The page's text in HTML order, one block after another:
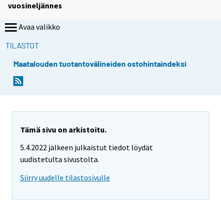
vuosineljännes
Avaa valikko
TILASTOT
Maatalouden tuotantovälineiden ostohintaindeksi
Tämä sivu on arkistoitu.
5.4.2022 jälkeen julkaistut tiedot löydät
uudistetulta sivustolta.
Siirry uudelle tilastosivulle